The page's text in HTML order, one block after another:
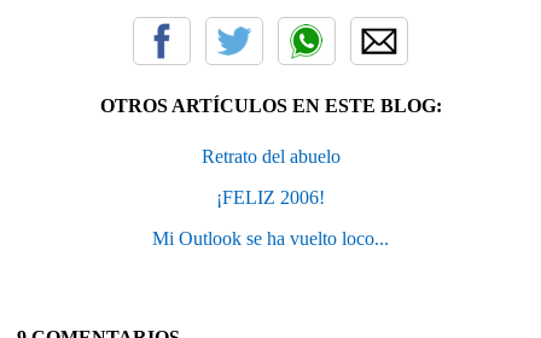
OTROS ARTÍCULOS EN ESTE BLOG:
Retrato del abuelo
¡FELIZ 2006!
Mi Outlook se ha vuelto loco...